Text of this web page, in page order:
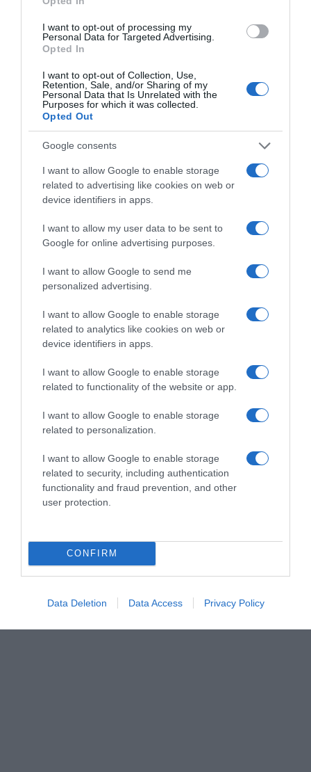
I want to opt-out of processing my
Personal Data for Targeted Advertising.
Opted In
I want to opt-out of Collection, Use,
Retention, Sale, and/or Sharing of my
Personal Data that Is Unrelated with the
Purposes for which it was collected.
Opted Out
Google consents
I want to allow Google to enable storage
related to advertising like cookies on web or
device identifiers in apps.
I want to allow my user data to be sent to
Google for online advertising purposes.
I want to allow Google to send me
personalized advertising.
I want to allow Google to enable storage
related to analytics like cookies on web or
device identifiers in apps.
I want to allow Google to enable storage
related to functionality of the website or app.
I want to allow Google to enable storage
related to personalization.
I want to allow Google to enable storage
related to security, including authentication
functionality and fraud prevention, and other
user protection.
CONFIRM
Data Deletion Data Access Privacy Policy